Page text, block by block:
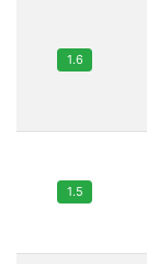
1.6
1.5